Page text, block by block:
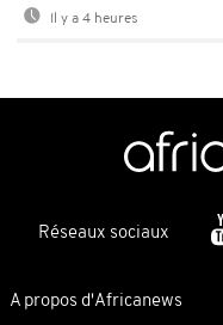
Il y a 4 heures
Réseaux sociaux
A propos d'Africanews